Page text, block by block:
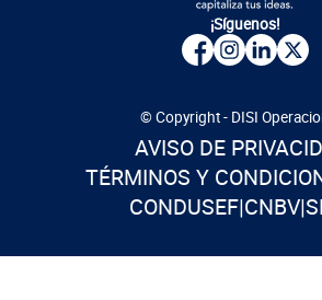
¡Síguenos!
© Copyright - DISI
AVISO DE
TÉRMINOS Y
CONDUSEF|CNBV|